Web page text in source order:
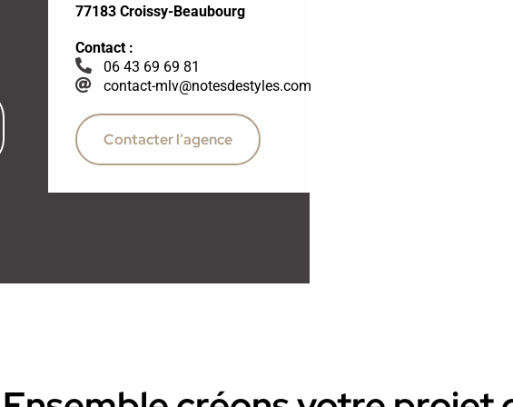
77183 Croissy-Beaubourg
Contact :
06 43 69 69 81
contact-mlv@notesdestyles.com
Contacter l’agence